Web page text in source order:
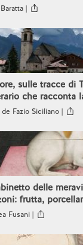
|
sulle tracce di
che racconta
Fazio Siciliano |
delle
frutta,
Fusani |